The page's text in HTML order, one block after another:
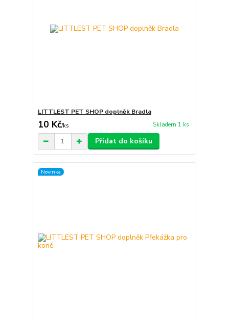
LITTLEST PET SHOP doplněk Bradla
10 Kč/ks Skladem 1 ks
Přidat do košíku
Novinka